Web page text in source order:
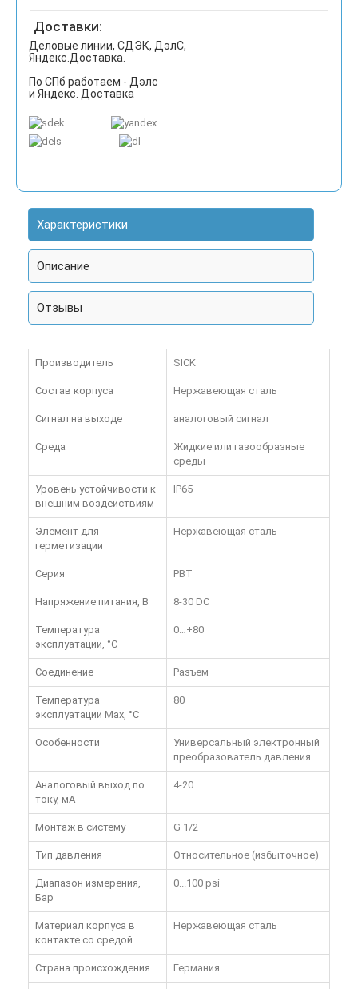
Доставки:
Деловые линии, СДЭК, ДэлС,
Яндекс.Доставка.
По СПб работаем - Дэлс
и Яндекс. Доставка
Характеристики
Описание
Отзывы
Производитель SICK
Состав корпуса Нержавеющая сталь
Сигнал на выходе аналоговый сигнал
Среда
Жидкие или газообразные
среды
Уровень устойчивости к
внешним воздействиям
IP65
Элемент для
герметизации
Нержавеющая сталь
Серия PBT
Напряжение питания, В 8-30 DC
Температура
эксплуатации, °C
0…+80
Соединение Разъем
Температура
эксплуатации Max, °C
80
Особенности
Универсальный электронный
преобразователь давления
Аналоговый выход по
току, мА
4-20
Монтаж в систему G 1/2
Тип давления Относительное (избыточное)
Диапазон измерения,
Бар
0...100 psi
Материал корпуса в
контакте со средой
Нержавеющая сталь
Страна происхождения Германия